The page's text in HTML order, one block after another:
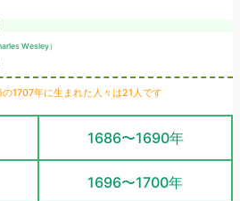
Wesley）
1707年に生まれた人々は21人です
1686〜1690年
1696〜1700年